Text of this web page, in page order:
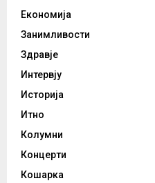
Економија
Занимливости
Здравје
Интервју
Историја
Итно
Колумни
Концерти
Кошарка